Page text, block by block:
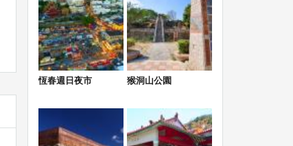
恆春週日夜市 猴洞山公園